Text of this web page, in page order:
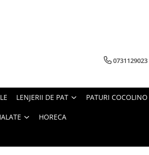
0731129023
LENJERII DE PAT PATURI COCOLINO
HORECA